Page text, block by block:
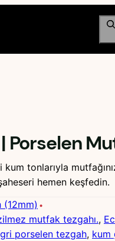
Ara
tonlarıyla
hemen keşfedin.
(12mm)
mutfak tezgahı.,
gri porselen tezgah, kum